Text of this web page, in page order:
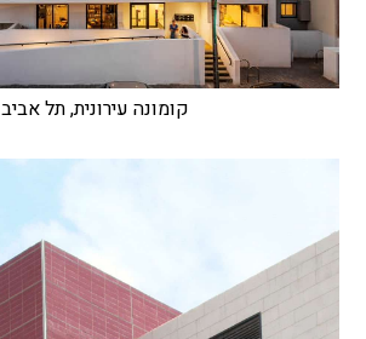
קומונה עירונית, תל אביב